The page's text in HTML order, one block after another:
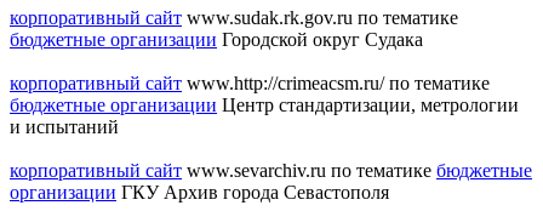
корпоративный сайт www.sudak.rk.gov.ru по тематике
бюджетные организации Городской округ Судака
корпоративный сайт www.http://crimeacsm.ru/по тематике
бюджетные организации Центр стандартизации, метрологии
и испытаний
корпоративный сайт www.sevarchiv.ru по тематике бюджетные
организации ГКУ Архив города Севастополя